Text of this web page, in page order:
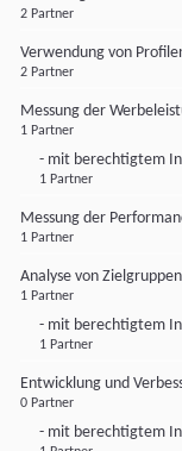
2 Partner
Verwendung von
2 Partner
Messung der
1 Partner
- mit berechtigtem
1 Partner
Messung der
1 Partner
Analyse von
1 Partner
- mit berechtigtem
1 Partner
Entwicklung und
0 Partner
- mit berechtigtem